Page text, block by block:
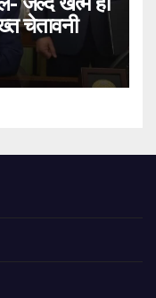
चेतावनी